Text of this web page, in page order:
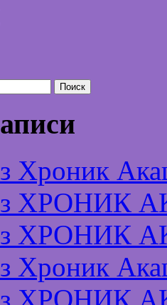
Хроник
ХРОНИК
ХРОНИК
Хроник